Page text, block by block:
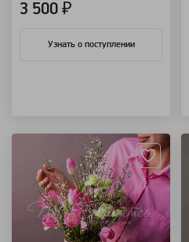
3 500 ₽
Узнать о поступлении